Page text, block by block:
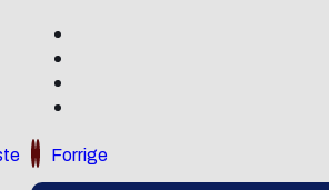
Forrige